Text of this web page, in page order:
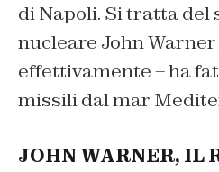
di Napoli. Si tratta del
nucleare John Warner
effettivamente – ha
missili dal mar
JOHN WARNER, IL